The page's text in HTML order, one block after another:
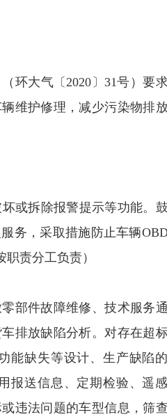
大气〔2020〕31号）要求
维护修理，减少污染物排放
或拆除报警提示等功能。
务，采取措施防止车辆
责分工负责）
部件故障维修、技术服务
排放缺陷分析。对存在超
能缺失等设计、生产缺陷
报送信息、定期检验、遥
违法问题的车型信息，筛